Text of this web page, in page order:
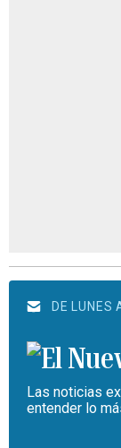
DE LUNES
Las noticias
entender lo